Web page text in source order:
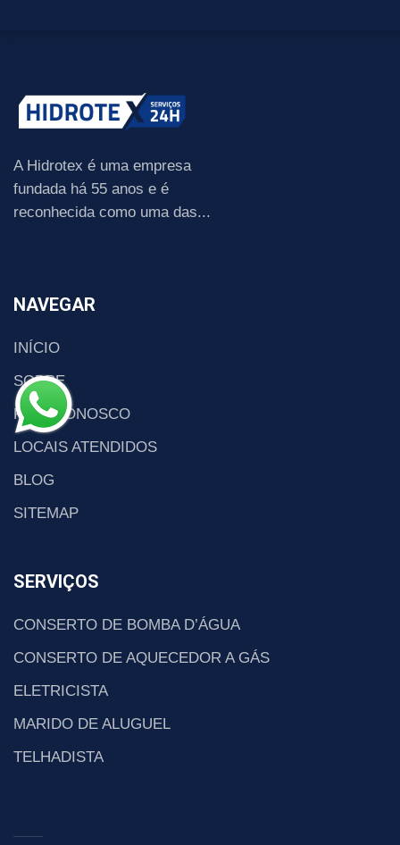
A Hidrotex é uma empresa
fundada há 55 anos e é
reconhecida como uma das...
NAVEGAR
INÍCIO
SOBRE
FALE CONOSCO
LOCAIS ATENDIDOS
BLOG
SITEMAP
SERVIÇOS
CONSERTO DE BOMBA D’ÁGUA
CONSERTO DE AQUECEDOR A GÁS
ELETRICISTA
MARIDO DE ALUGUEL
TELHADISTA